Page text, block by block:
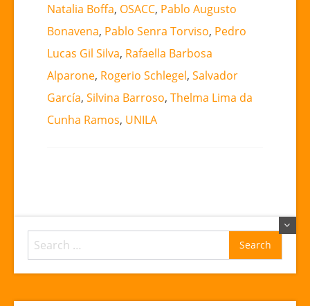
Natalia Boffa, OSACC, Pablo Augusto
Bonavena, Pablo Senra Torviso, Pedro
Lucas Gil Silva, Rafaella Barbosa
Alparone, Rogerio Schlegel, Salvador
García, Silvina Barroso, Thelma Lima da
Cunha Ramos, UNILA
Search
for: